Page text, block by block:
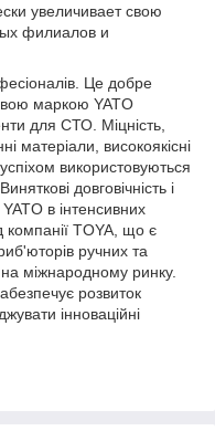
увеличивает свою
филиалов и
Це добре
маркою YATO
для СТО. Міцність,
матеріали, високоякісні
використовуються
довговічність і
в інтенсивних
TOYA, що є
ручних та
міжнародному ринку.
розвиток
інноваційні